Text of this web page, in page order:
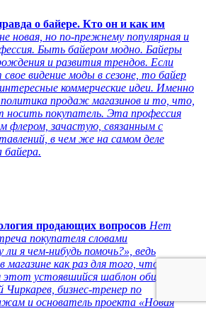
о байере. Кто он и как им
новая, но по-прежнему популярная и
Быть байером модно. Байеры
и развития трендов. Если
свое видение моды в сезоне, то байер
коммерческие идеи. Именно
продаж магазинов и то, что,
носить покупатель. Эта профессия
флером, зачастую, связанным с
в чем же на самом деле
байера.
продающих вопросов Нет
покупателя словами
ли я чем-нибудь помочь?», ведь
как раз для того, чтобы
устоявшийся шаблон общения с
Чиркарев, бизнес-тренер по
и основатель проекта «Новая